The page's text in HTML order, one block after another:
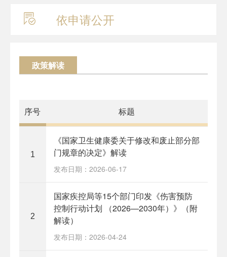
依申请公开
政策解读
序号 标题
1
《国家卫生健康委关于修改和废止部分部
门规章的决定》解读
发布日期：2026-06-17
2
国家疾控局等15个部门印发《伤害预防
控制行动计划 （2026—2030年）》（附
解读）
发布日期：2026-04-24